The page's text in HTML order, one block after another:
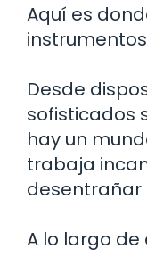
Aquí es
Desde
sofisticados
hay un
trabaja
desentrañar
A lo largo